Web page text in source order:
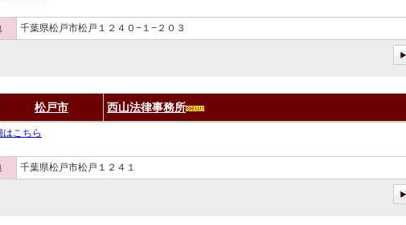
千葉県松戸市松戸１２４０−１−２０３
松戸市 西山法律事務所
はこちら
千葉県松戸市松戸１２４１